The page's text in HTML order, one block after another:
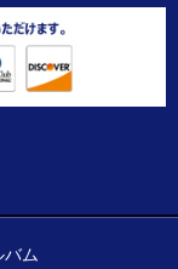
バム